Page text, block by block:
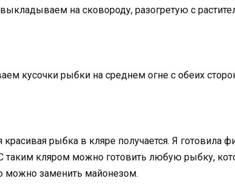
на сковороду, разогретую с
кусочки рыбки на среднем огне с обеих
красивая рыбка в кляре получается. Я готовила
таким кляром можно готовить любую рыбку,
можно заменить майонезом.